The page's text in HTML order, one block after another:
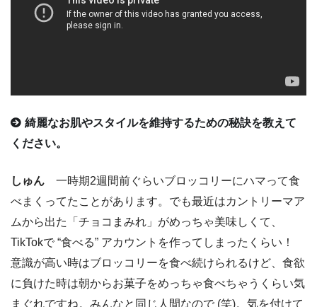
綺麗なお肌やスタイルを維持するための秘訣を教えて
ください。
しゅん 一時期2週間前ぐらいブロッコリーにハマって食
べまくってたことがあります。でも最近はカントリーマア
ムから出た「チョコまみれ」がめっちゃ美味しくて、
TikTokで “食べる” アカウントを作ってしまったくらい！
意識が高い時はブロッコリーを食べ続けられるけど、食欲
に負けた時は朝からお菓子をめっちゃ食べちゃうくらい気
まぐれですね。みんなと同じ人間なので (笑)。気を付けて